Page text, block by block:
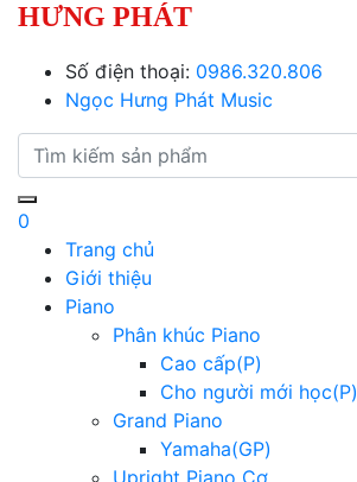
HƯNG PHÁT
Số điện thoại: 0986.320.806
Ngọc Hưng Phát Music
0
Trang chủ
Giới thiệu
Piano
Phân khúc Piano
Cao cấp(P)
Cho người mới học(P)
Grand Piano
Yamaha(GP)
Upright Piano Cơ